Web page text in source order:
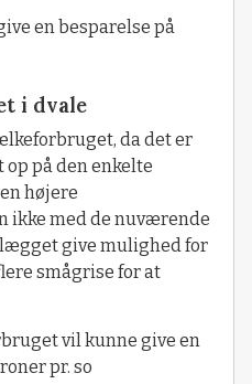
en besparelse på
i dvale
da det er
på den enkelte
højere
ikke med de nuværende
give mulighed for
smågrise for at
vil kunne give en
pr. so